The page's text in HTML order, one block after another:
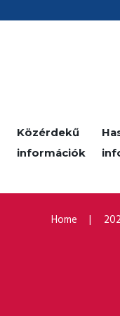
Közérdekű
információk
Home